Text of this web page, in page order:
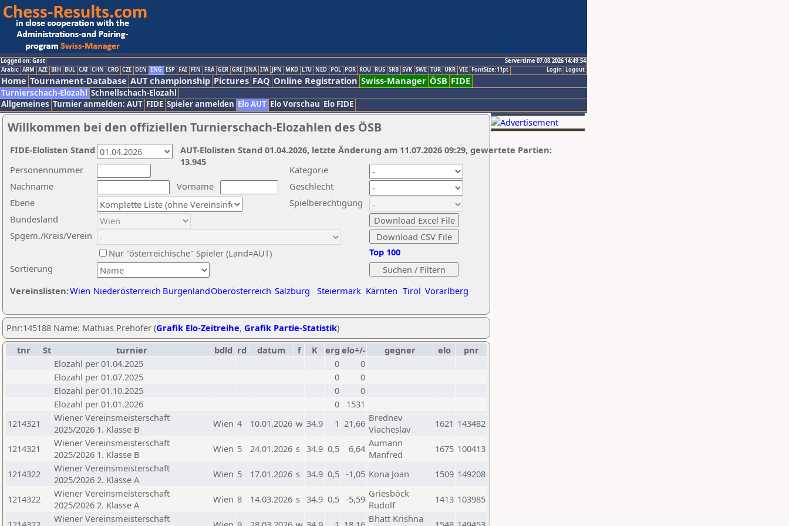
Logged on: Gast
Servertime 07.08.2026 14:49:54
Logout
Login
Arabic ARM AZE BIH BUL CAT CHN CRO CZE DEN ENG ESP FAI FIN FRA GER GRE INA ITA JPN MKD LTU NED POL POR ROU RUS SRB SVK SWE TUR UKR VIE FontSize:11pt
Home Tournament-Database AUT championship Pictures FAQ Online Registration Swiss-Manager ÖSB FIDE
Turnierschach-Elozahl Schnellschach-Elozahl
Allgemeines Turnier anmelden: AUT FIDE Spieler anmelden Elo AUT Elo Vorschau Elo FIDE
Willkommen bei den offiziellen Turnierschach-Elozahlen des ÖSB
Nachname
Vorname
Ebene
Kategorie
Sortierung
Personennummer
Bundesland
Spgem./Kreis/Verein
Geschlecht
Nur "österreichische" Spieler (Land=AUT)
Spielberechtigung
Vereinslisten:Wien Niederösterreich BurgenlandOberösterreich Salzburg Steiermark Kärnten Tirol Vorarlberg
Top 100
AUT-Elolisten Stand 01.04.2026, letzte Änderung am 11.07.2026 09:29, gewertete Partien:
13.945
FIDE-Elolisten Stand
Pnr:145188 Name: Mathias Prehofer (Grafik Elo-Zeitreihe, Grafik Partie-Statistik)
tnr
St turnier bdld rd datum f K erg elo+/- gegner elo
pnr
Elozahl per 01.04.2025
0
0
Elozahl per 01.07.2025
0
0
Elozahl per 01.10.2025
0
0
Elozahl per 01.01.2026
0
1531
1214321
Wiener Vereinsmeisterschaft
2025/2026 1. Klasse B
Wien 4 10.01.2026 w 34.9 1 21,66 Brednev
Viacheslav
1621 143482
1214321
Wiener Vereinsmeisterschaft
2025/2026 1. Klasse B
Wien 5 24.01.2026 s 34.9 0,5 6,64 Aumann
Manfred
1675 100413
1214322
Wiener Vereinsmeisterschaft
2025/2026 2. Klasse A
Wien 5 17.01.2026 s 34.9 0,5 -1,05 Kona Joan 1509 149208
1214322
Wiener Vereinsmeisterschaft
2025/2026 2. Klasse A
Wien 8 14.03.2026 s 34.9 0,5 -5,59 Griesböck
Rudolf
1413 103985
Wiener Vereinsmeisterschaft
Bhatt Krishna